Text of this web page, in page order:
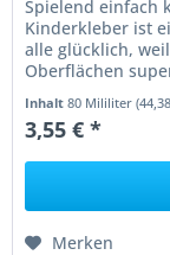
Spielend einfach
Kinderkleber ist
alle glücklich,
Oberflächen
Inhalt80 Mililiter
3,55 € *
Merken